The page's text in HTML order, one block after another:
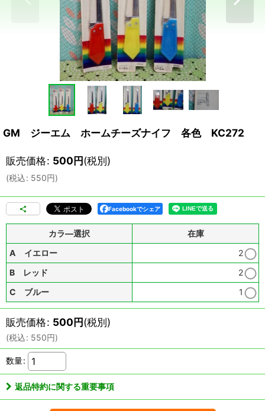
GM ジーエム ホームチーズナイフ 各色 KC272
販売価格: 500円(税別)
(税込: 550円)
Facebookでシェア
カラ―選択
在庫
A イエロー
2
B レッド
2
C ブルー
1
販売価格: 500円(税別)
(税込: 550円)
数量:
返品特約に関する重要事項